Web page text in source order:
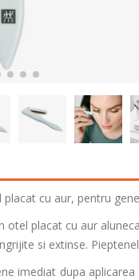
cu aur, pentru
placat cu aur
si extinse.
imediat dupa